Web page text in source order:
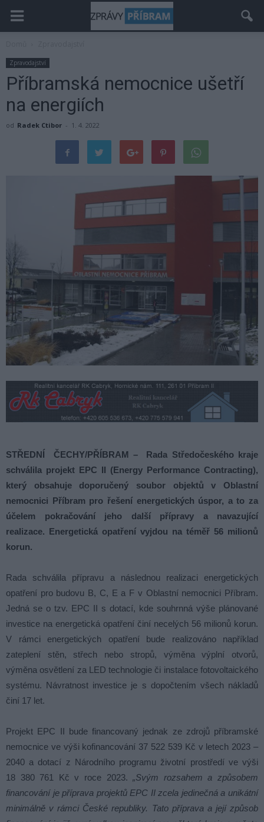
Zpravodajství
Příbramská nemocnice ušetří
na energiích
od Radek Ctibor - 1. 4. 2022
STŘEDNÍ ČECHY/PŘÍBRAM – Rada Středočeského kraje
schválila projekt EPC II (Energy Performance Contracting),
který obsahuje doporučený soubor objektů v Oblastní
nemocnici Příbram pro řešení energetických úspor, a to za
účelem pokračování jeho další přípravy a navazující
realizace. Energetická opatření vyjdou na téměř 56 milionů
korun.
Rada schválila přípravu a následnou realizaci energetických
opatření pro budovu B, C, E a F v Oblastní nemocnici Příbram.
Jedná se o tzv. EPC II s dotací, kde souhrnná výše plánované
investice na energetická opatření činí necelých 56 milionů korun.
V rámci energetických opatření bude realizováno například
zateplení stěn, střech nebo stropů, výměna výplní otvorů,
výměna osvětlení za LED technologie či instalace fotovoltaického
systému. Návratnost investice je s dopočtením všech nákladů
činí 17 let.
Projekt EPC II bude financovaný jednak ze zdrojů příbramské
nemocnice ve výši kofinancování 37 522 539 Kč v letech 2023 –
2040 a dotací z Národního programu životní prostředí ve výši
18 380 761 Kč v roce 2023.„Svým rozsahem a způsobem
financování je příprava projektů EPC II zcela jedinečná a unikátní
minimálně v rámci České republiky. Tato příprava a její způsob